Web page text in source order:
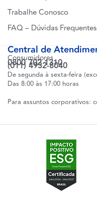
Trabalhe Conosco
FAQ – Dúvidas Frequentes
Central de
Consumidores
0800 702 1310
(011) 4932-8040
De segunda à sexta-feira
Das 8:00 às 17:00 horas
Para assuntos corporativos: